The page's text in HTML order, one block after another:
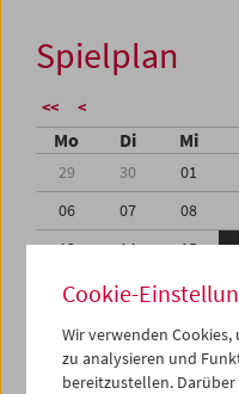
Spielplan
<< <
Mo Di Mi
29 30 01
06
07 08
13
14 15
20
21 22
27
29
03
04 05
Cookie-
Wir verwenden
zu analysieren und
bereitzustellen.